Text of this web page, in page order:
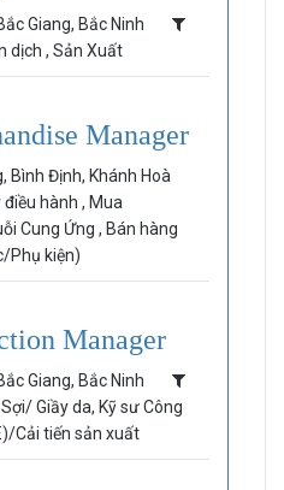
Giang, Bắc Ninh
dịch , Sản Xuất
Manager
Bình Định, Khánh Hoà
điều hành , Mua
Cung Ứng , Bán hàng
Phụ kiện)
Manager
Giang, Bắc Ninh
Giầy da, Kỹ sư Công
Cải tiến sản xuất